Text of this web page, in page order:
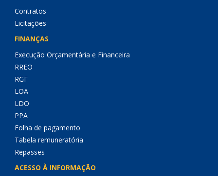
Contratos
Licitações
FINANÇAS
Execução Orçamentária e Financeira
RREO
RGF
LOA
LDO
PPA
Folha de pagamento
Tabela remuneratória
Repasses
ACESSO À INFORMAÇÃO